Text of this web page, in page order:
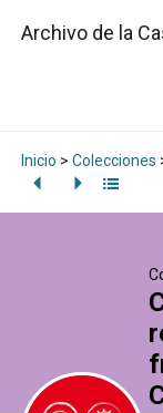
Archivo de la
Inicio > Colecciones